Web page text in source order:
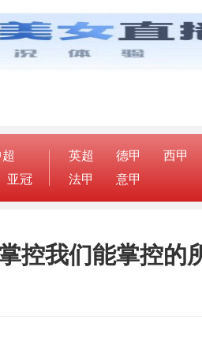
亚冠
英超 德甲
西甲
法甲
意甲
控我们能掌控的